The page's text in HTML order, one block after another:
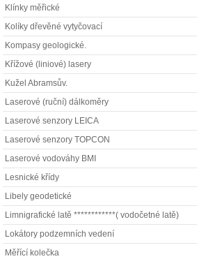
Klínky měřické
Kolíky dřevěné vytyčovací
Kompasy geologické.
Křížové (liniové) lasery
Kužel Abramsův.
Laserové (ruční) dálkoměry
Laserové senzory LEICA
Laserové senzory TOPCON
Laserové vodováhy BMI
Lesnické křídy
Libely geodetické
Limnigrafické latě ************( vodočetné latě)
Lokátory podzemních vedení
Měřící kolečka